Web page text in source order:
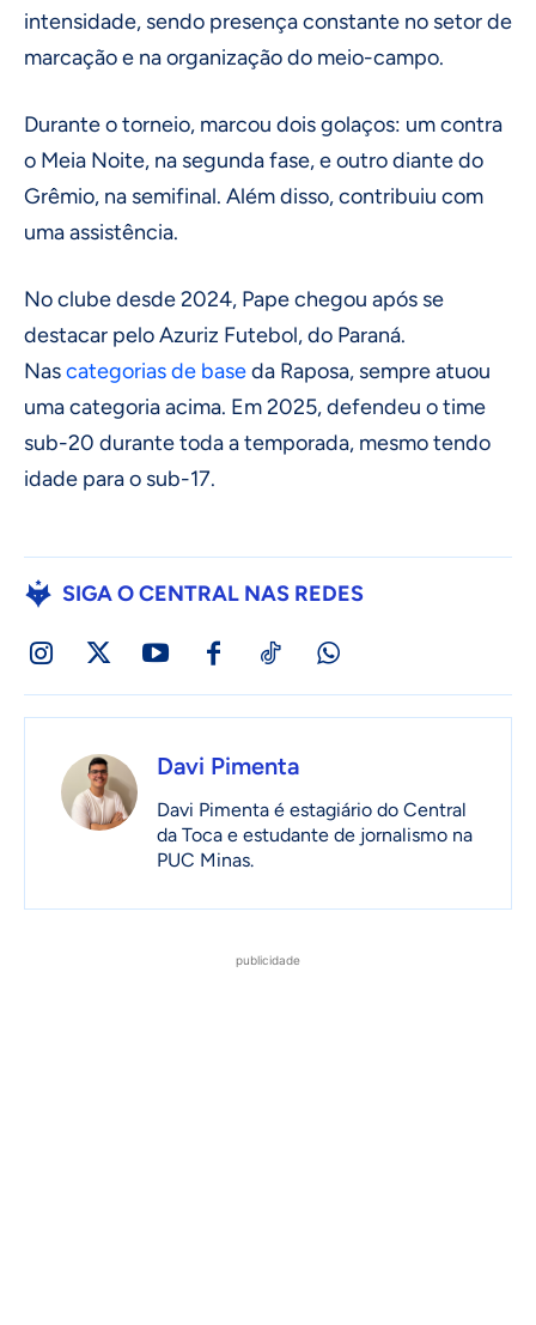
intensidade, sendo presença constante no setor de
marcação e na organização do meio-campo.
Durante o torneio, marcou dois golaços: um contra
o Meia Noite, na segunda fase, e outro diante do
Grêmio, na semifinal. Além disso, contribuiu com
uma assistência.
No clube desde 2024, Pape chegou após se
destacar pelo Azuriz Futebol, do Paraná.
Nascategorias de baseda Raposa, sempre atuou
uma categoria acima. Em 2025, defendeu o time
sub-20 durante toda a temporada, mesmo tendo
idade para o sub-17.
SIGA O CENTRAL NAS REDES
Davi Pimenta
Davi Pimenta é estagiário do Central
da Toca e estudante de jornalismo na
PUC Minas.
publicidade